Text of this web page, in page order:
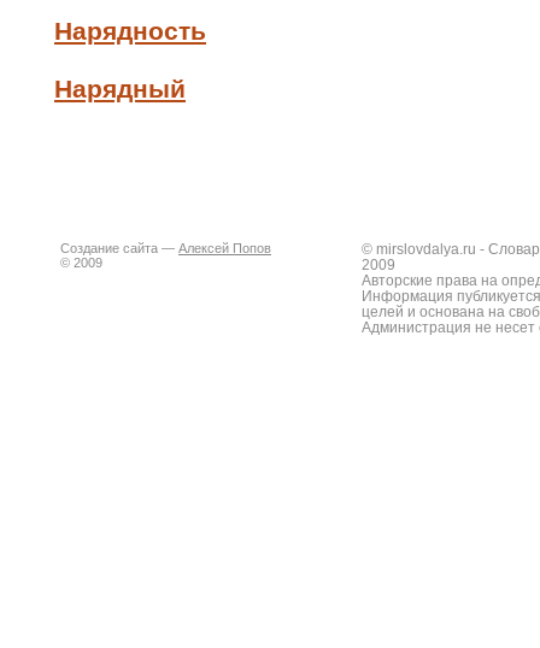
Нарядность
Нарядный
Создание сайта — Алексей Попов
© 2009
© mirslovdalya.ru -
2009
Авторские права на
Информация
целей и основана на
Администрация не несет